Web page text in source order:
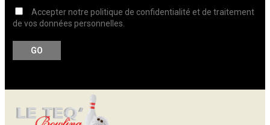
Accepter notre politique de confidentialité et de traitement
de vos données personnelles.